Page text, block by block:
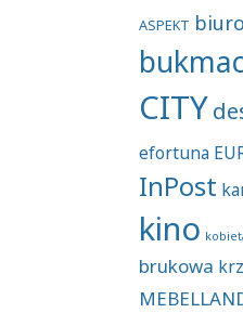
ASPEKT biuro
CITY
efortuna
InPost
kino
brukowa